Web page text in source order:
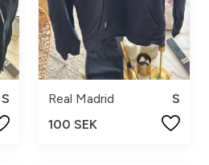
S
Real Madrid
S
100 SEK